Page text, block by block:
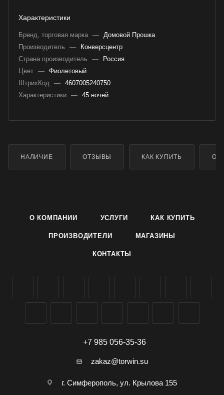
Характеристики
Бренд, торговая марка — Домовой Прошка
Производитель
—
Конверсцентр
Страна производитель
—
Россия
Цвет — Фиолетовый
ШтрихКод — 4607005240750
Характеристики — 45 ночей
НАЛИЧИЕ ОТЗЫВЫ КАК КУПИТЬ
О КОМПАНИИ УСЛУГИ КАК КУПИТЬ
ПРОИЗВОДИТЕЛИ МАГАЗИНЫ
КОНТАКТЫ
+7 985 056-35-36
zakaz@torwin.su
г. Симферополь, ул. Крылова 155